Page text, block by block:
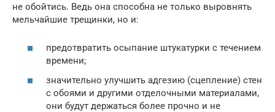
не обойтись. Ведь она способна не только выровнять
мельчайшие трещинки, но и:
предотвратить осыпание штукатурки с течением
времени;
значительно улучшить адгезию (сцепление) стен
с обоями и другими отделочными материалами,
они будут держаться более прочно и не